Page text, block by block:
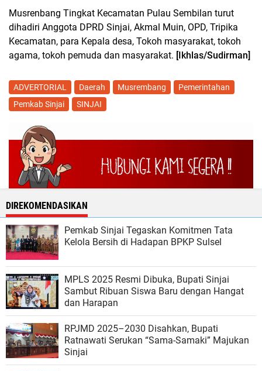
Musrenbang Tingkat Kecamatan Pulau Sembilan turut
dihadiri Anggota DPRD Sinjai, Akmal Muin, OPD, Tripika
Kecamatan, para Kepala desa, Tokoh masyarakat, tokoh
agama, tokoh pemuda dan masyarakat. [Ikhlas/Sudirman]
ADVERTORIAL Daerah Musrembang
Pemerintahan
Pemkab Sinjai
SINJAI
DIREKOMENDASIKAN
Pemkab Sinjai Tegaskan Komitmen Tata
Kelola Bersih di Hadapan BPKP Sulsel
MPLS 2025 Resmi Dibuka, Bupati Sinjai
Sambut Ribuan Siswa Baru dengan Hangat
dan Harapan
RPJMD 2025–2030 Disahkan, Bupati
Ratnawati Serukan “Sama-Samaki” Majukan
Sinjai